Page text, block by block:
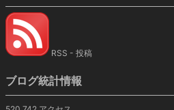
RSS - 投稿
ブログ統計情報